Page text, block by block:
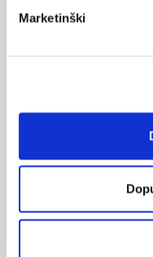
Marketinški
FARMAKOLOGIJA
Nesteroidni
podnošljivost